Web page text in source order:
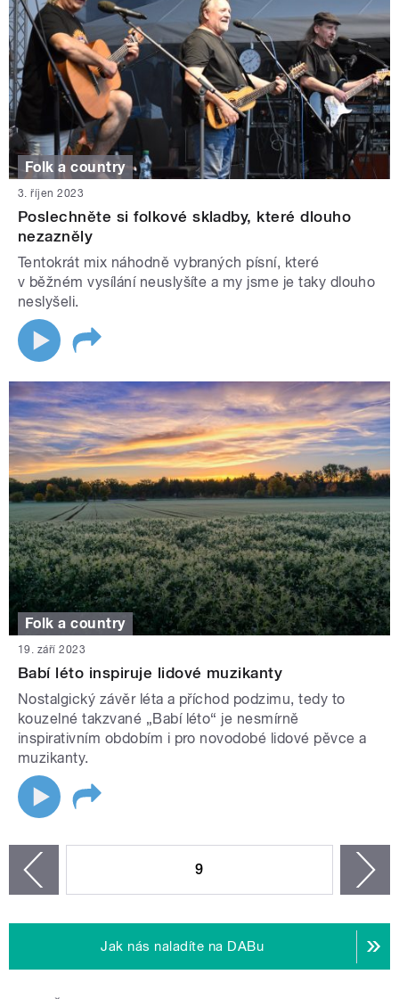
Folk a country
3. říjen 2023
Poslechněte si folkové skladby, které dlouho
nezazněly
Tentokrát mix náhodně vybraných písní, které
v běžném vysílání neuslyšíte a my jsme je taky dlouho
neslyšeli.
Folk a country
19. září 2023
Babí léto inspiruje lidové muzikanty
Nostalgický závěr léta a příchod podzimu, tedy to
kouzelné takzvané „Babí léto“ je nesmírně
inspirativním obdobím i pro novodobé lidové pěvce a
muzikanty.
9
Jak nás naladíte na DABu